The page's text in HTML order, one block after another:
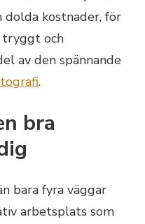
kostnader, för
tryggt och
av den spännande
.
bra
bara fyra väggar
arbetsplats som